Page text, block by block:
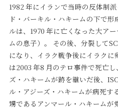
1982 年にイランで当時の反体制
ド・バーキル・ハキームの下で
ルは、1970 年に亡くなった大ア
ムの息子）。 その後、分裂して
になり、イラク戦争後にイラク
は2003 年8 月のテロ事件で死亡
ズ・ハキームが跡を継いだ後、
ル・アジーズ・ハキームが病死す
甥であるアンマール・ハキームが